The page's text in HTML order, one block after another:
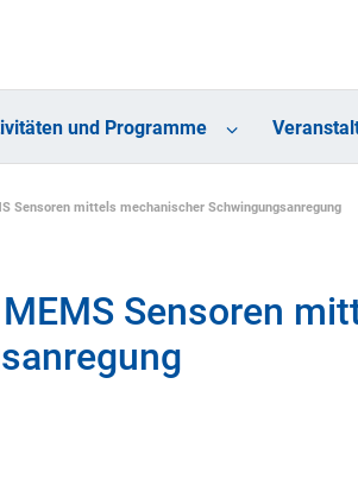
und Programme
Sensoren mittels mechanischer Schwingungsanregung
Sensoren